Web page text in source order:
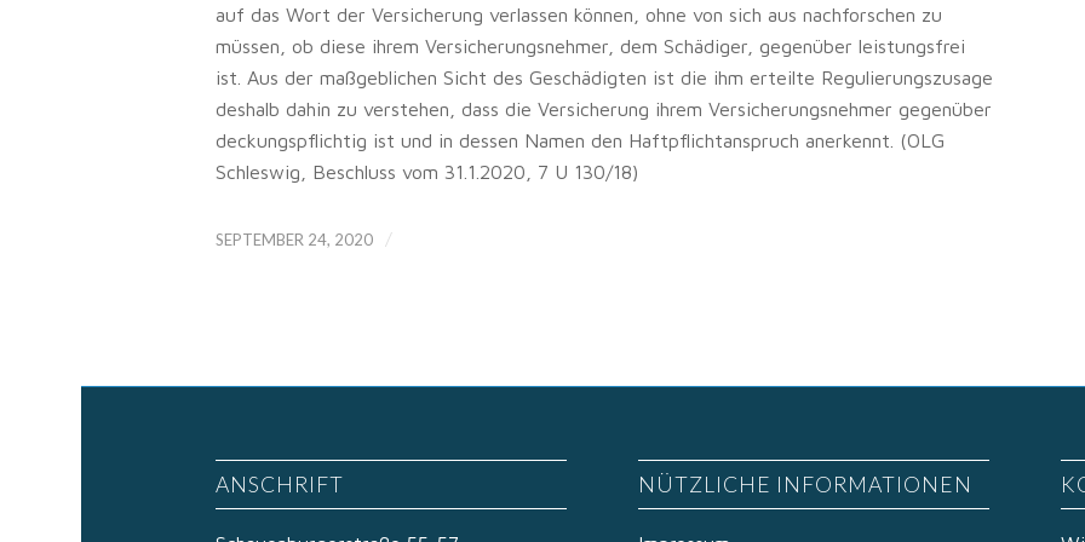
auf das Wort der Versicherung verlassen können, ohne von sich aus nachforschen zu
müssen, ob diese ihrem Versicherungsnehmer, dem Schädiger, gegenüber leistungsfrei
ist. Aus der maßgeblichen Sicht des Geschädigten ist die ihm erteilte Regulierungszusage
deshalb dahin zu verstehen, dass die Versicherung ihrem Versicherungsnehmer gegenüber
deckungspflichtig ist und in dessen Namen den Haftpflichtanspruch anerkennt. (OLG
Schleswig, Beschluss vom 31.1.2020, 7 U 130/18)
SEPTEMBER 24, 2020 /
ANSCHRIFT NÜTZLICHE INFORMATIONEN